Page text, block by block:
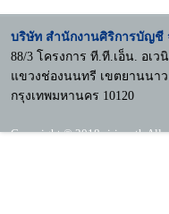
บริษัท สำนักงานศิริการบัญชี
88/3 โครงการ ที.ที.เอ็น. อเ
แขวงช่องนนทรี เขตยานนาว
กรุงเทพมหานคร 10120
Copyright © 2018 siri.co.th All